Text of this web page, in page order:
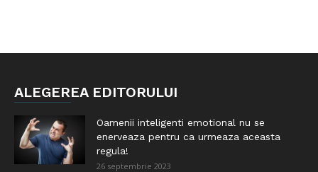
ALEGEREA EDITORULUI
Oamenii inteligenti emotional nu se
enerveaza pentru ca urmeaza aceasta
regula!
26 septembrie 2023